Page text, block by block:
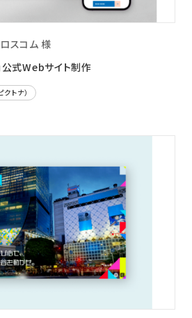
スコム 様
公式Webサイト制作
トナ）